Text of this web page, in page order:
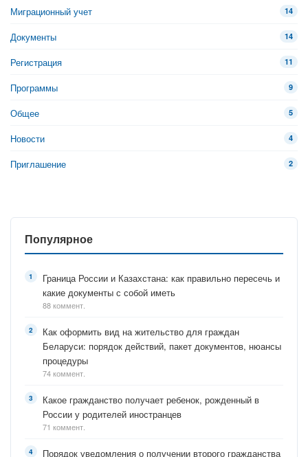
Миграционный учет 14
Документы 14
Регистрация 11
Программы 9
Общее 5
Новости 4
Приглашение 2
Популярное
Граница России и Казахстана: как правильно пересечь и
какие документы с собой иметь
88 коммент.
Как оформить вид на жительство для граждан
Беларуси: порядок действий, пакет документов, нюансы
процедуры
74 коммент.
Какое гражданство получает ребенок, рожденный в
России у родителей иностранцев
71 коммент.
Порядок уведомления о получении второго гражданства